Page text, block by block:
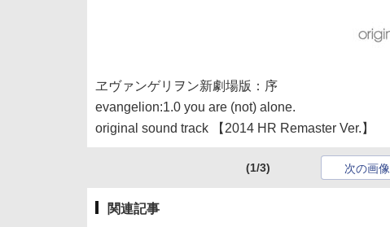
ヱヴァンゲリヲン新劇場版：序
evangelion:1.0 you are (not) alone.
original sound track 【2014 HR Remaster Ver.】
(1/3) 次の画像
関連記事